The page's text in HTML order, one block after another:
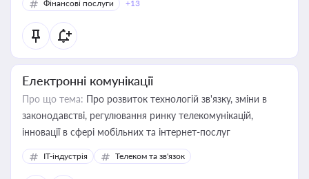
Фінансові послуги
+13
Електронні комунікації
Про що тема: Про розвиток технологій зв'язку, зміни в
законодавстві, регулювання ринку телекомунікацій,
інновації в сфері мобільних та інтернет-послуг
IT-індустрія Телеком та зв'язок